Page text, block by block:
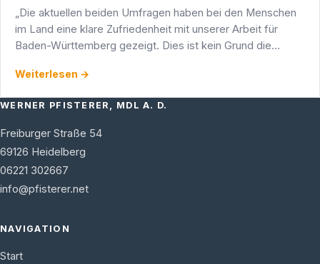
„Die aktuellen beiden Umfragen haben bei den Menschen
im Land eine klare Zufriedenheit mit unserer Arbeit für
Baden-Württemberg gezeigt. Dies ist kein Grund die
…
Weiterlesen →
WERNER PFISTERER, MDL A. D.
Freiburger Straße 54
69126 Heidelberg
06221 302667
info@pfisterer.net
NAVIGATION
Start